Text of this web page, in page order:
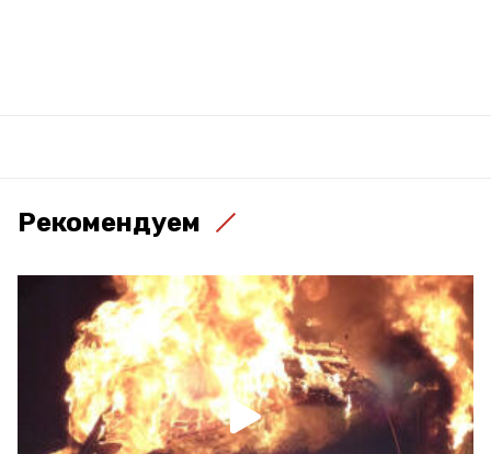
Рекомендуем